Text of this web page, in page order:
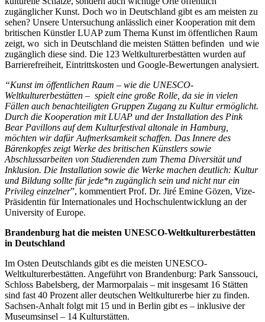
zugänglicher Kunst. Doch wo in Deutschland gibt es am meisten zu
sehen? Unsere Untersuchung anlässlich einer Kooperation mit dem
britischen Künstler LUAP zum Thema Kunst im öffentlichen Raum
zeigt, wo sich in Deutschland die meisten Stätten befinden und wie
zugänglich diese sind. Die 123 Weltkulturerbestätten wurden auf
Barrierefreiheit, Eintrittskosten und Google-Bewertungen analysiert.
“Kunst im öffentlichen Raum – wie die UNESCO-
Weltkulturerbestätten – spielt eine große Rolle, da sie in vielen
Fällen auch benachteiligten Gruppen Zugang zu Kultur ermöglicht.
Durch die Kooperation mit LUAP und der Installation des Pink
Bear Pavillons auf dem Kulturfestival altonale in Hamburg,
möchten wir dafür Aufmerksamkeit schaffen. Das Innere des
Bärenkopfes zeigt Werke des britischen Künstlers sowie
Abschlussarbeiten von Studierenden zum Thema Diversität und
Inklusion. Die Installation sowie die Werke machen deutlich: Kultur
und Bildung sollte für jede*n zugänglich sein und nicht nur ein
Privileg einzelner”, kommentiert Prof. Dr. Jiré Emine Gözen, Vize-
Präsidentin für Internationales und Hochschulentwicklung an der
University of Europe.
Brandenburg hat die meisten UNESCO-Weltkulturerbestätten
in Deutschland
Im Osten Deutschlands gibt es die meisten UNESCO-
Weltkulturerbestätten. Angeführt von Brandenburg: Park Sanssouci,
Schloss Babelsberg, der Marmorpalais – mit insgesamt 16 Stätten
sind fast 40 Prozent aller deutschen Weltkulturerbe hier zu finden.
Sachsen-Anhalt folgt mit 15 und in Berlin gibt es – inklusive der
Museumsinsel – 14 Kulturstätten.